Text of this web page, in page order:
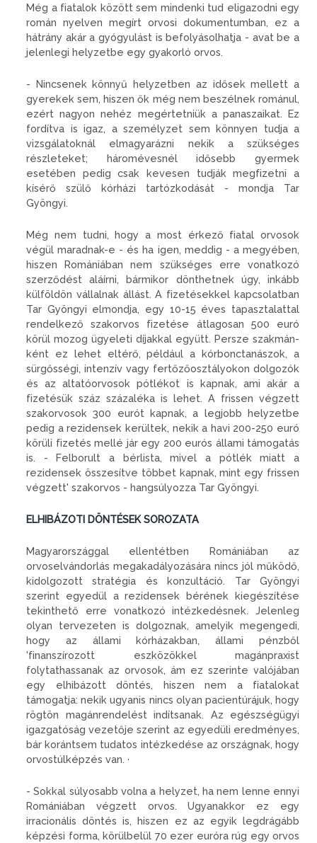
Még a fiatalok között sem mindenki tud eligazodni egy
román nyelven megírt orvosi dokumentumban, ez a
hátrány akár a gyógyulást is befolyásolhatja - avat be a
jelenlegi helyzetbe egy gyakorló orvos.
- Nincsenek könnyű helyzet­ben az idősek mellett a
gyerekek sem, hiszen ők még nem beszél­nek románul,
ezért nagyon nehéz megértetniük a panaszaikat. Ez
fordítva is igaz, a személyzet sem könnyen tudja a
vizsgálatoknál el­magyarázni nekik a szükséges
részleteket; háromévesnél idő­sebb gyermek
esetében pedig csak kevesen tudják megfizetni a
kísé­rő szülő kórházi tartózkodását - mondja Tar
Gyöngyi.
Még nem tudni, hogy a most érkező fiatal orvosok
végül ma­radnak-e - és ha igen, meddig - a megyében,
hiszen Romániában nem szükséges erre vonatkozó
szerződést aláírni, bármikor dönt­hetnek úgy, inkább
külföldön vál­lalnak állást. A fizetésekkel kap­csolatban
Tar Gyöngyi elmondja, egy 10-15 éves tapasztalattal
ren­delkező szakorvos fizetése átlago­san 500 euró
körül mozog ügyeleti díjakkal együtt. Persze szakmán­
ként ez lehet eltérő, például a kór­bonctanászok, a
sürgősségi, in­tenzív vagy fertőzőosztályokon dolgozók
és az altatóorvosok pót­lékot is kapnak, ami akár a
fizeté­sük száz százaléka is lehet. A fris­sen végzett
szakorvosok 300 eurót kapnak, a legjobb helyzetbe
pedig a rezidensek kerültek, nekik a ha­vi 200-250 euró
körüli fizetés mel­lé jár egy 200 eurós állami támo­gatás
is. - Felborult a bérlista, mivel a pótlék miatt a
rezidensek összesítve többet kapnak, mint egy frissen
végzett' szakorvos - hangsúlyozza Tar Gyöngyi.
ELHIBÁZOTI DÖNTÉSEK SOROZATA
Magyarországgal ellentétben Ro­mániában az
orvoselvándorlás megakadályozására nincs jól mű­ködő,
kidolgozott stratégia és konzultáció. Tar Gyöngyi
szerint egyedül a rezidensek bérének ki­egészítése
tekinthető erre vonat­kozó intézkedésnek. Jelenleg
olyan tervezeten is dolgoznak, amelyik megengedi,
hogy az álla­mi kórházakban, állami pénzből
'finanszírozott eszközökkel ma­gánpraxist
folytathassanak az or­vosok, ám ez szerinte valójában
egy elhibázott döntés, hiszen nem a fiatalokat
támogatja: nekik ugyanis nincs olyan pacientúrá­juk, hogy
rögtön magánrendelést indítsanak. Az egészségügyi
igaz­gatóság vezetője szerint az egye­düli eredményes,
bár korántsem tudatos intézkedése az országnak, hogy
orvostúlképzés van. ·
- Sokkal súlyosabb volna a helyzet, ha nem lenne ennyi
Ro­mániában végzett orvos. Ugyan­akkor ez egy
irracionális döntés is, hiszen ez az egyik legdrágább
kép­zési forma, körülbelül 70 ezer euróra rúg egy orvos